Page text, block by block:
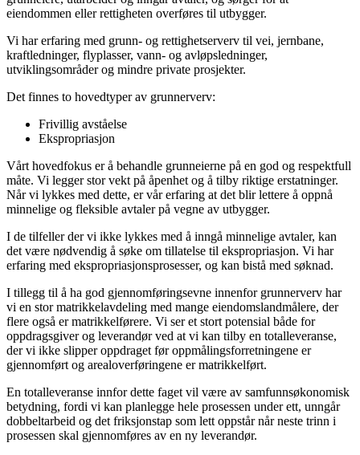
eiendommen eller rettigheten overføres til utbygger.
Vi har erfaring med grunn- og rettighetserverv til vei, jernbane,
kraftledninger, flyplasser, vann- og avløpsledninger,
utviklingsområder og mindre private prosjekter.
Det finnes to hovedtyper av grunnerverv:
Frivillig avståelse
Ekspropriasjon
Vårt hovedfokus er å behandle grunneierne på en god og respektfull
måte. Vi legger stor vekt på åpenhet og å tilby riktige erstatninger.
Når vi lykkes med dette, er vår erfaring at det blir lettere å oppnå
minnelige og fleksible avtaler på vegne av utbygger.
I de tilfeller der vi ikke lykkes med å inngå minnelige avtaler, kan
det være nødvendig å søke om tillatelse til ekspropriasjon. Vi har
erfaring med ekspropriasjonsprosesser, og kan bistå med søknad.
I tillegg til å ha god gjennomføringsevne innenfor grunnerverv har
vi en stor matrikkelavdeling med mange eiendomslandmålere, der
flere også er matrikkelførere. Vi ser et stort potensial både for
oppdragsgiver og leverandør ved at vi kan tilby en totalleveranse,
der vi ikke slipper oppdraget før oppmålingsforretningene er
gjennomført og arealoverføringene er matrikkelført.
En totalleveranse innfor dette faget vil være av samfunnsøkonomisk
betydning, fordi vi kan planlegge hele prosessen under ett, unngår
dobbeltarbeid og det friksjonstap som lett oppstår når neste trinn i
prosessen skal gjennomføres av en ny leverandør.